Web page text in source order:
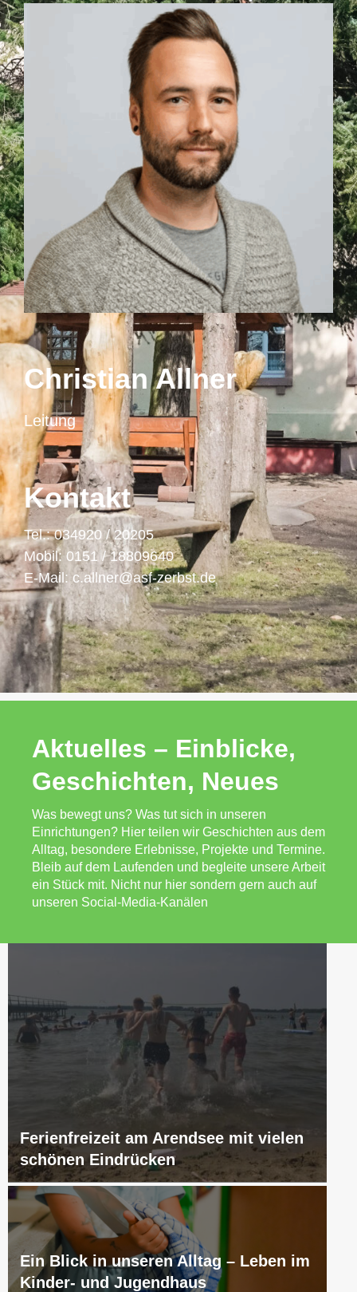
Christian Allner
Leitung
Kontakt
Tel.: 034920 / 20205
Mobil: 0151 / 18809640
E-Mail: c.allner@asf-zerbst.de
Aktuelles – Einblicke,
Geschichten, Neues
Was bewegt uns? Was tut sich in unseren
Einrichtungen? Hier teilen wir Geschichten aus dem
Alltag, besondere Erlebnisse, Projekte und Termine.
Bleib auf dem Laufenden und begleite unsere Arbeit
ein Stück mit. Nicht nur hier sondern gern auch auf
unseren Social-Media-Kanälen
Ferienfreizeit am Arendsee mit vielen
schönen Eindrücken
Ein Blick in unseren Alltag – Leben im
Kinder- und Jugendhaus